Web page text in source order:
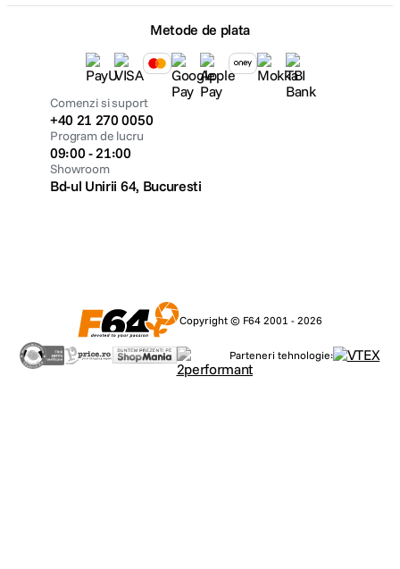
Metode de plata
Comenzi si suport
+40 21 270 0050
Program de lucru
09:00 - 21:00
Showroom
Bd-ul Unirii 64, Bucuresti
Copyright © F64 2001 - 2026
Parteneri tehnologie: